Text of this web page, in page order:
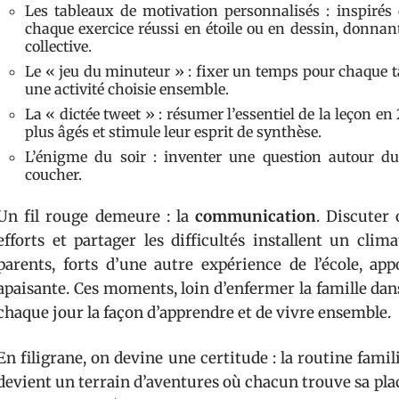
Les tableaux de motivation personnalisés :
chaque exercice réussi en étoile ou en dessin,
collective.
Le « jeu du minuteur » : fixer un temps pour chaque
une activité choisie ensemble.
La « dictée tweet » : résumer l’essentiel de la leçon
plus âgés et stimule leur esprit de synthèse.
L’énigme du soir : inventer une question autour
coucher.
fil rouge demeure : la communication. Discuter
et partager les difficultés installent un
forts d’une autre expérience de l’école,
Ces moments, loin d’enfermer la famille
jour la façon d’apprendre et de vivre ensemble.
filigrane, on devine une certitude : la routine
un terrain d’aventures où chacun trouve sa